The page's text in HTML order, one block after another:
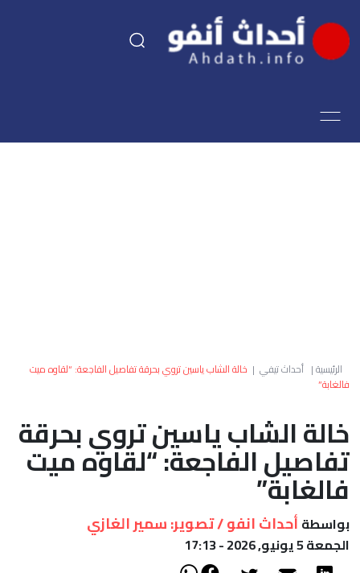
اقتصاد
العالم
الصحراء
الرئيسية| أحداث تيفي | خالة الشاب ياسين تروي بحرقة تفاصيل الفاجعة: “لقاوه ميت
فالغابة”
خالة الشاب ياسين تروي بحرقة
تفاصيل الفاجعة: “لقاوه ميت
فالغابة”
بواسطة أحداث انفو / تصوير: سمير الغازي
الجمعة 5 يونيو, 2026 - 17:13